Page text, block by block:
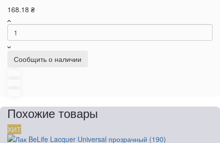
168.18 ₴
Сообщить о наличии
Похожие товары
ХИТ